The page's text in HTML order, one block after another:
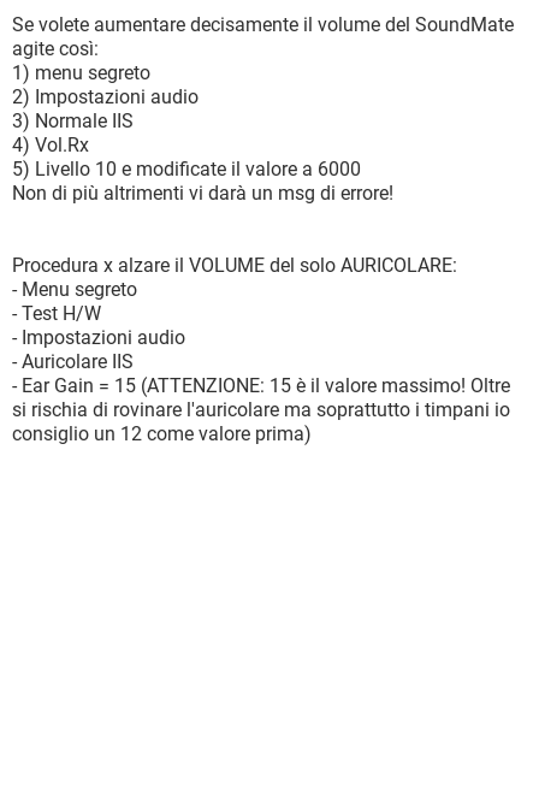
Se volete aumentare decisamente il volume del SoundMate
agite così:
1) menu segreto
2) Impostazioni audio
3) Normale IIS
4) Vol.Rx
5) Livello 10 e modificate il valore a 6000
Non di più altrimenti vi darà un msg di errore!
Procedura x alzare il VOLUME del solo AURICOLARE:
- Menu segreto
- Test H/W
- Impostazioni audio
- Auricolare IIS
- Ear Gain = 15 (ATTENZIONE: 15 è il valore massimo! Oltre
si rischia di rovinare l'auricolare ma soprattutto i timpani io
consiglio un 12 come valore prima)